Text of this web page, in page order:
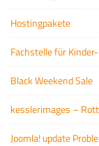
Hostingpakete
Fachstelle für
Black Weekend Sale
kesslerimages –
Joomla! update